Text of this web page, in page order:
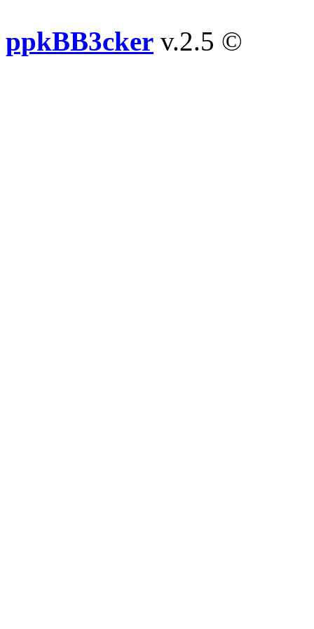
ppkBB3cker v.2.5 ©